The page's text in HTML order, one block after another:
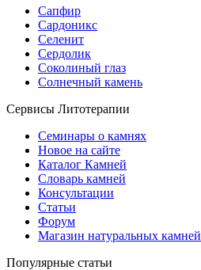
Сапфир
Сардоникс
Селенит
Сердолик
Соколиный глаз
Солнечный камень
Сервисы Литотерапии
Семинары о камнях
Новое на сайте
Каталог Камней
Словарь камней
Консультации
Статьи
Форум
Магазин натуральных камней
Популярные статьи